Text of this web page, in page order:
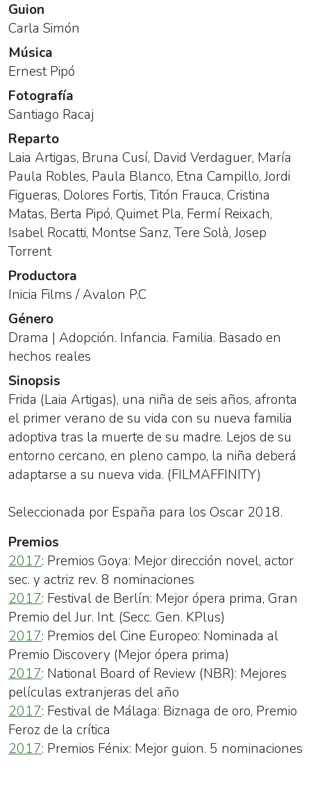
Guion
Carla Simón
Música
Ernest Pipó
Fotografía
Santiago Racaj
Reparto
Laia Artigas, Bruna Cusí, David Verdaguer, María
Paula Robles, Paula Blanco, Etna Campillo,Jordi
Figueras, Dolores Fortis,Titón Frauca, Cristina
Matas, Berta Pipó, Quimet Pla, Fermí Reixach,
Isabel Rocatti, Montse Sanz,Tere Solà,Josep
Torrent
Productora
Inicia Films / Avalon P.C
Género
Drama | Adopción. Infancia. Familia. Basado en
hechos reales
Sinopsis
Frida (Laia Artigas), una niña de seis años, afronta
el primer verano de su vida con su nueva familia
adoptiva tras la muerte de su madre. Lejos de su
entorno cercano, en pleno campo, la niña deberá
adaptarse a su nueva vida. (FILMAFFINITY)
Seleccionada por España para los Oscar 2018.
Premios
2017: Premios Goya: Mejor dirección novel, actor
sec. y actriz rev. 8 nominaciones
2017: Festival de Berlín: Mejor ópera prima, Gran
Premio del Jur. Int. (Secc. Gen. KPlus)
2017: Premios del Cine Europeo: Nominada al
Premio Discovery (Mejor ópera prima)
2017: National Board of Review (NBR): Mejores
películas extranjeras del año
2017: Festival de Málaga: Biznaga de oro, Premio
Feroz de la crítica
2017: Premios Fénix: Mejor guion. 5 nominaciones